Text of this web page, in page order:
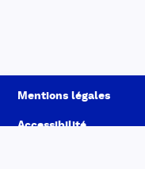
Mentions légales
Accessibilité